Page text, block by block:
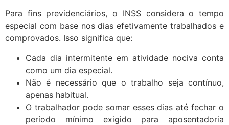
Para fins previdenciários, o INSS considera o tempo
especial com base nos dias efetivamente trabalhados e
comprovados. Isso significa que:
Cada dia intermitente em atividade nociva conta
como um dia especial.
Não é necessário que o trabalho seja contínuo,
apenas habitual.
O trabalhador pode somar esses dias até fechar o
período mínimo exigido para aposentadoria